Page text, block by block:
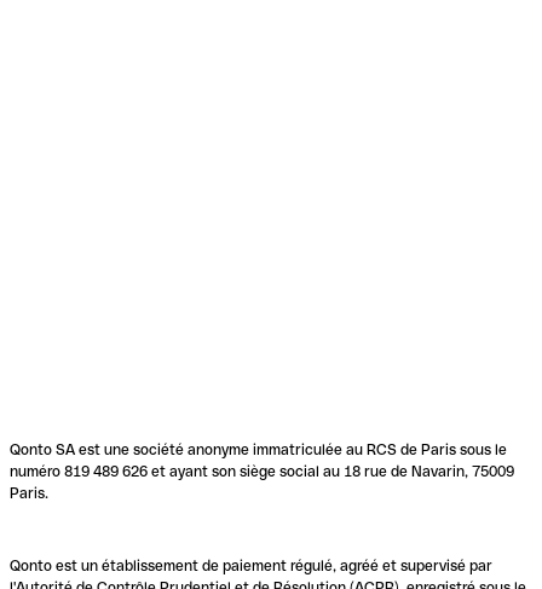
Qonto SA est une société anonyme immatriculée au RCS de Paris sous le
numéro 819 489 626 et ayant son siège social au 18 rue de Navarin, 75009
Paris.
Qonto est un établissement de paiement régulé, agréé et supervisé par